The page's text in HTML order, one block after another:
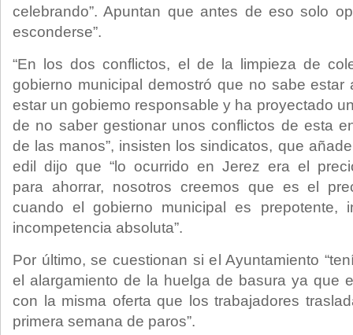
celebrando”. Apuntan que antes de eso solo
esconderse”.
“En los dos conflictos, el de la limpieza de
gobierno municipal demostró que no sabe
estar un gobiemo responsable y ha proyectado
de no saber gestionar unos conflictos de esta
de las manos”, insisten los sindicatos, que
edil dijo que “lo ocurrido en Jerez era el
para ahorrar, nosotros creemos que es el
cuando el gobierno municipal es prepotente,
incompetencia absoluta”.
Por último, se cuestionan si el Ayuntamiento
el alargamiento de la huelga de basura ya que
con la misma oferta que los trabajadores
primera semana de paros”.